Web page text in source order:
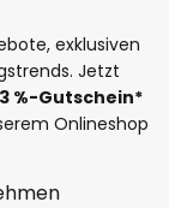
exklusiven
Jetzt
%-Gutschein*
Onlineshop